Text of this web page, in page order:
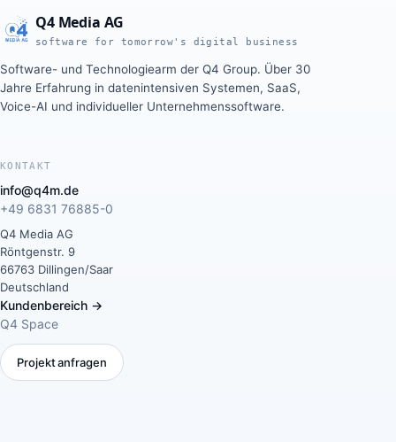
Q4 Media AG
software for tomorrow's digital business
Software- und Technologiearm der Q4 Group. Über 30
Jahre Erfahrung in datenintensiven Systemen, SaaS,
Voice-AI und individueller Unternehmenssoftware.
KONTAKT
info@q4m.de
+49 6831 76885-0
Q4 Media AG
Röntgenstr. 9
66763 Dillingen/Saar
Deutschland
Kundenbereich →
Q4 Space
Projekt anfragen